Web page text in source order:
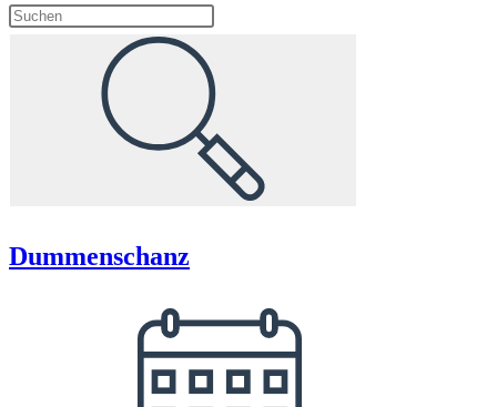
Diese
durchsuchen
Dummenschanz
veröffentlicht: